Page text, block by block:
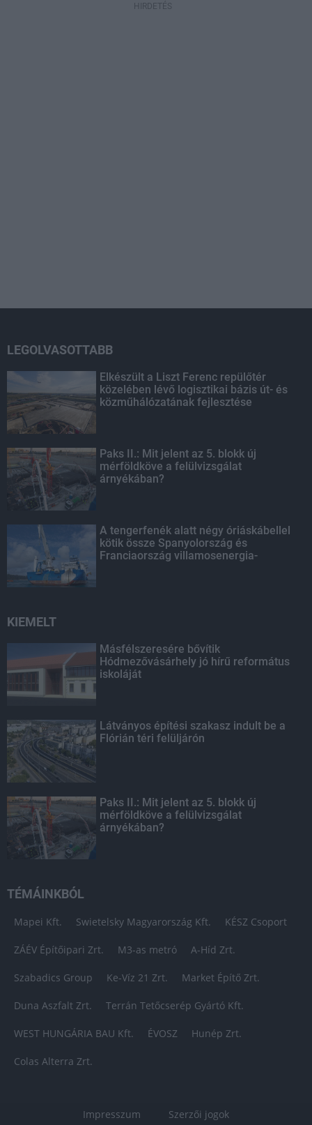
HIRDETÉS
LEGOLVASOTTABB
Elkészült a Liszt Ferenc repülőtér
közelében lévő logisztikai bázis út- és
közműhálózatának fejlesztése
Paks II.: Mit jelent az 5. blokk új
mérföldköve a felülvizsgálat
árnyékában?
A tengerfenék alatt négy óriáskábellel
kötik össze Spanyolország és
Franciaország villamosenergia-
KIEMELT
Másfélszeresére bővítik
Hódmezővásárhely jó hírű református
iskoláját
Látványos építési szakasz indult be a
Flórián téri felüljárón
Paks II.: Mit jelent az 5. blokk új
mérföldköve a felülvizsgálat
árnyékában?
TÉMÁINKBÓL
Mapei Kft. Swietelsky Magyarország Kft. KÉSZ Csoport
ZÁÉV Építőipari Zrt. M3-as metró A-Híd Zrt.
Szabadics Group Ke-Víz 21 Zrt. Market Építő Zrt.
Duna Aszfalt Zrt. Terrán Tetőcserép Gyártó Kft.
WEST HUNGÁRIA BAU Kft. ÉVOSZ Hunép Zrt.
Colas Alterra Zrt.
Impresszum
Szerzői jogok